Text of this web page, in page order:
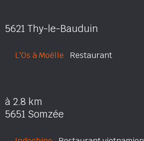
5621 Thy-le-Bauduin
L'Os à Moëlle Restaurant
à 2.8 km
5651 Somzée